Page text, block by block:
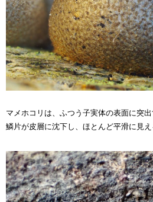
マメホコリは、ふつう子実体の表面に突
鱗片が皮層に沈下し、ほとんど平滑に見え